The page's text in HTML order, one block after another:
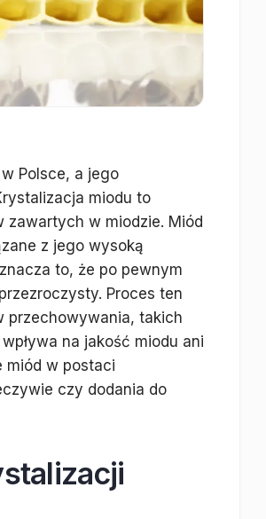
Polsce, a jego
miodu to
w miodzie. Miód
z jego wysoką
to, że po pewnym
Proces ten
przechowywania, takich
na jakość miodu ani
miód w postaci
czy dodania do